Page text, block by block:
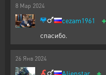
8 Мар 2024
cezam1961 +
спасибо.
26 Янв 2024
Alienstar